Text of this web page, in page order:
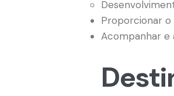
Proporcionar
Acompanhar e